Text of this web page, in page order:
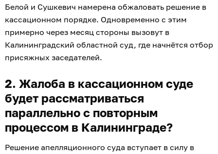
Белой и Сушкевич намерена обжаловать решение в
кассационном порядке. Одновременно с этим
примерно через месяц стороны вызовут в
Калининградский областной суд, где начнётся отбор
присяжных заседателей.
2. Жалоба в кассационном суде
будет рассматриваться
параллельно с повторным
процессом в Калининграде?
Решение апелляционного суда вступает в силу в